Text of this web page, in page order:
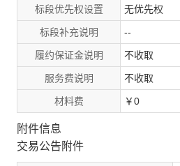
标段优先权设置 无优先权
标段补充说明 --
履约保证金说明 不收取
服务费说明 不收取
材料费 ￥0
附件信息
交易公告附件